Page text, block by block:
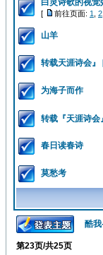
白灵诗歌的视觉
[ 前往页面: 1 2
山羊
转载天涯诗会
为海子而作
转载『天涯诗
春日读春诗
莫愁考
酷
第23页/共25页